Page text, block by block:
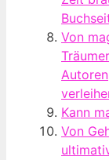
Von
Kann
Von